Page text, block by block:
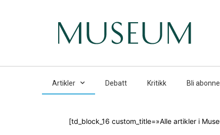
Artikler Debatt Kritikk Bli
[td_block_16 custom_title=»Alle artikler i